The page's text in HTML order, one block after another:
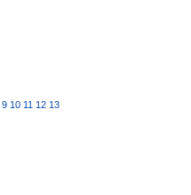
9 10 11 12 13